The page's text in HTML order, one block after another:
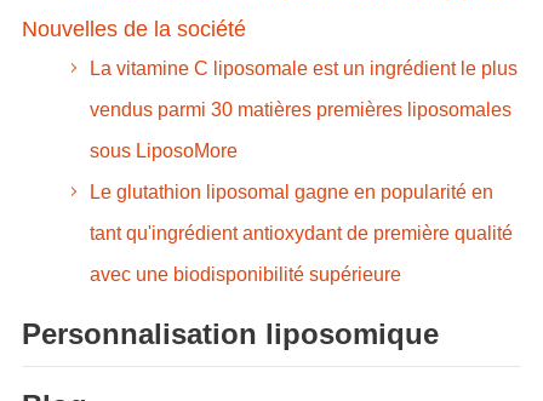
Nouvelles de la société
La vitamine C liposomale est un ingrédient le plus
vendus parmi 30 matières premières liposomales
sous LiposoMore
Le glutathion liposomal gagne en popularité en
tant qu'ingrédient antioxydant de première qualité
avec une biodisponibilité supérieure
Personnalisation liposomique